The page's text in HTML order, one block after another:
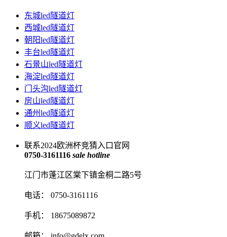
东城led隧道灯
西城led隧道灯
朝阳led隧道灯
丰台led隧道灯
石景山led隧道灯
海淀led隧道灯
门头沟led隧道灯
房山led隧道灯
通州led隧道灯
顺义led隧道灯
联系2024欧洲杯竞猜入口官网
0750-3161116 sale hotline
江门市蓬江区棠下镇金桐二路5号
电话： 0750-3161116
手机： 18675089872